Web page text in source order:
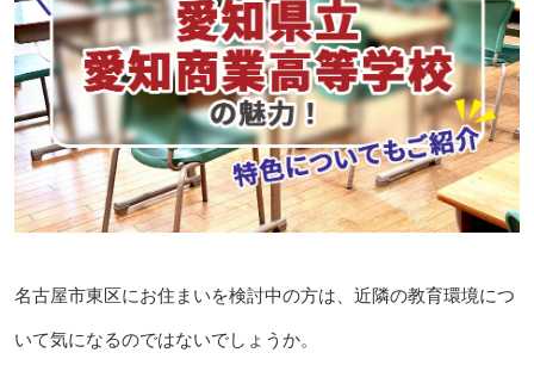
名古屋市東区にお住まいを検討中の方は、近隣の教育環境につ
いて気になるのではないでしょうか。